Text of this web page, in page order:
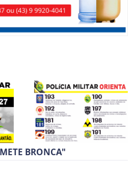
BRONCA"